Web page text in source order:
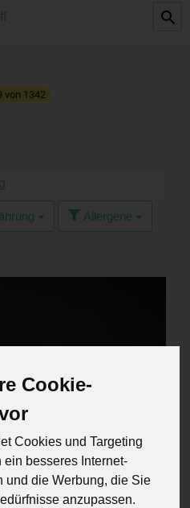
Cookie-
Cookies und Targeting
ein besseres Internet-
und die Werbung, die Sie
anzupassen.
von 1342
Allergene